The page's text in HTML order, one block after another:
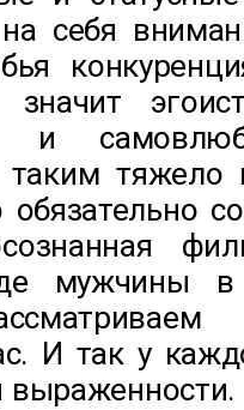
себя
и
таким тяжело
мужчины
И так у
выраженности.